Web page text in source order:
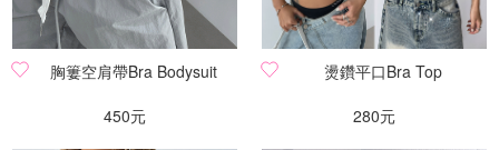
胸簍空肩帶Bra Bodysuit
450元
燙鑽平口Bra Top
280元